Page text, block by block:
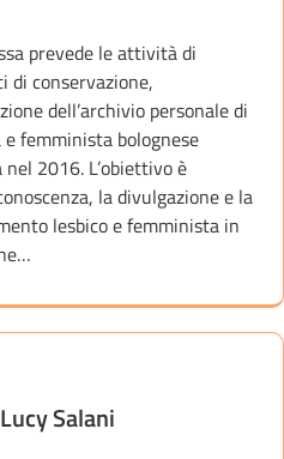
prevede le attività di
di conservazione,
dell’archivio personale di
femminista bolognese
2016. L’obiettivo è
la divulgazione e la
lesbico e femminista in
Salani